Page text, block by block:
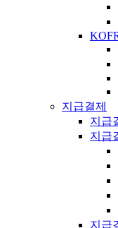
지급결제
지급
지급
지급